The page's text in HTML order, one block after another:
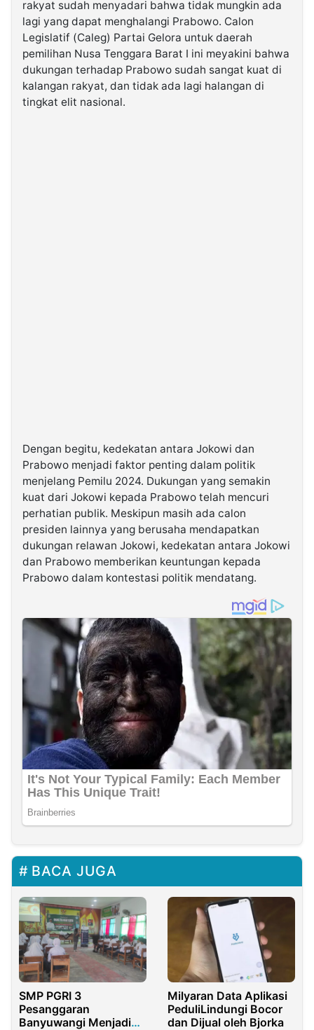
rakyat sudah menyadari bahwa tidak mungkin ada
lagi yang dapat menghalangi Prabowo. Calon
Legislatif (Caleg) Partai Gelora untuk daerah
pemilihan Nusa Tenggara Barat I ini meyakini bahwa
dukungan terhadap Prabowo sudah sangat kuat di
kalangan rakyat, dan tidak ada lagi halangan di
tingkat elit nasional.
Dengan begitu, kedekatan antara Jokowi dan
Prabowo menjadi faktor penting dalam politik
menjelang Pemilu 2024. Dukungan yang semakin
kuat dari Jokowi kepada Prabowo telah mencuri
perhatian publik. Meskipun masih ada calon
presiden lainnya yang berusaha mendapatkan
dukungan relawan Jokowi, kedekatan antara Jokowi
dan Prabowo memberikan keuntungan kepada
Prabowo dalam kontestasi politik mendatang.
BACA JUGA
SMP PGRI 3
Pesanggaran
Banyuwangi Menjadi
Milyaran Data Aplikasi
PeduliLindungi Bocor
dan Dijual oleh Bjorka